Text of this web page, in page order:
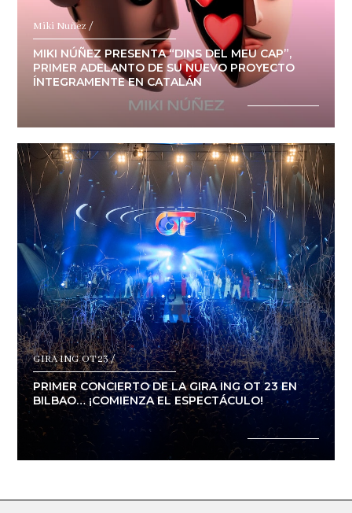
Miki Nuñez /
MIKI NÚÑEZ PRESENTA “DINS DEL MEU CAP”,
PRIMER ADELANTO DE SU NUEVO PROYECTO
ÍNTEGRAMENTE EN CATALÁN
GIRA ING OT 23 /
PRIMER CONCIERTO DE LA GIRA ING OT 23 EN
BILBAO… ¡COMIENZA EL ESPECTÁCULO!